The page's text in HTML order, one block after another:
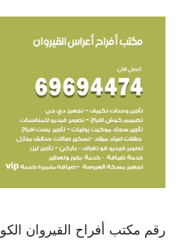
رقم مكتب أفراح القيروان